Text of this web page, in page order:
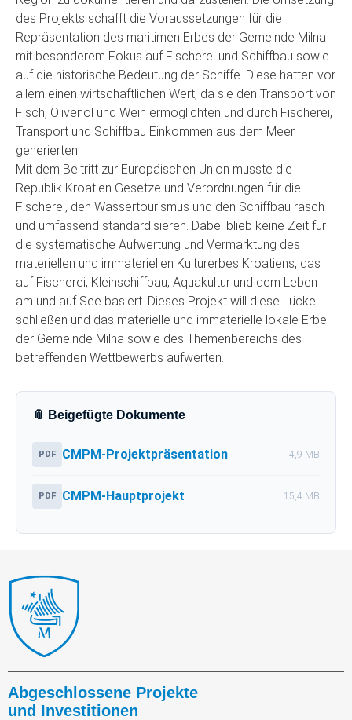
des Projekts schafft die Voraussetzungen für die
Repräsentation des maritimen Erbes der Gemeinde Milna
mit besonderem Fokus auf Fischerei und Schiffbau sowie
auf die historische Bedeutung der Schiffe. Diese hatten vor
allem einen wirtschaftlichen Wert, da sie den Transport von
Fisch, Olivenöl und Wein ermöglichten und durch Fischerei,
Transport und Schiffbau Einkommen aus dem Meer
generierten.
Mit dem Beitritt zur Europäischen Union musste die
Republik Kroatien Gesetze und Verordnungen für die
Fischerei, den Wassertourismus und den Schiffbau rasch
und umfassend standardisieren. Dabei blieb keine Zeit für
die systematische Aufwertung und Vermarktung des
materiellen und immateriellen Kulturerbes Kroatiens, das
auf Fischerei, Kleinschiffbau, Aquakultur und dem Leben
am und auf See basiert. Dieses Projekt will diese Lücke
schließen und das materielle und immaterielle lokale Erbe
der Gemeinde Milna sowie des Themenbereichs des
betreffenden Wettbewerbs aufwerten.
📎 Beigefügte Dokumente
PDF CMPM-Projektpräsentation 4,9 MB
PDF CMPM-Hauptprojekt 15,4 MB
Abgeschlossene Projekte
und Investitionen